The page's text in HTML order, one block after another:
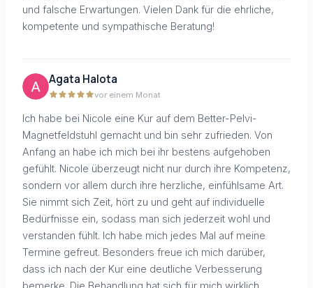
und falsche Erwartungen. Vielen Dank für die ehrliche,
kompetente und sympathische Beratung!
Agata Halota
vor einem Monat
Ich habe bei Nicole eine Kur auf dem Better-Pelvi-
Magnetfeldstuhl gemacht und bin sehr zufrieden. Von
Anfang an habe ich mich bei ihr bestens aufgehoben
gefühlt. Nicole überzeugt nicht nur durch ihre Kompetenz,
sondern vor allem durch ihre herzliche, einfühlsame Art.
Sie nimmt sich Zeit, hört zu und geht auf individuelle
Bedürfnisse ein, sodass man sich jederzeit wohl und
verstanden fühlt. Ich habe mich jedes Mal auf meine
Termine gefreut. Besonders freue ich mich darüber,
dass ich nach der Kur eine deutliche Verbesserung
bemerke. Die Behandlung hat sich für mich wirklich